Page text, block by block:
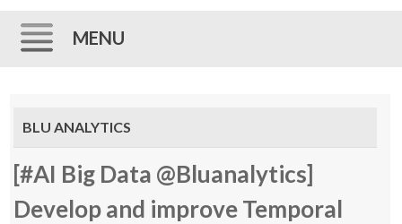
MENU
BLU ANALYTICS
[#AI Big Data @Bluanalytics]
Develop and improve Temporal